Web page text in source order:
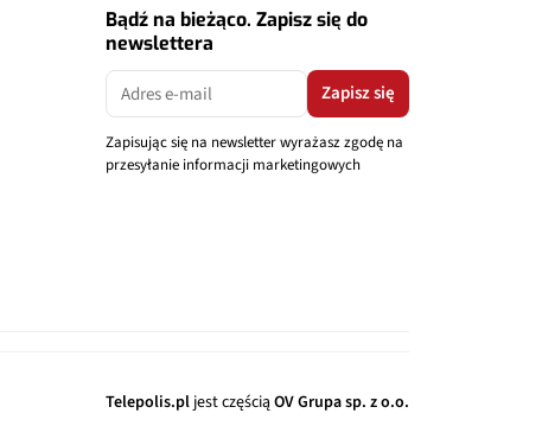
Bądź na bieżąco. Zapisz się do
newslettera
Zapisz się
Zapisując się na newsletter wyrażasz zgodę na
przesyłanie informacji marketingowych
Telepolis.pl jest częścią OV Grupa sp. z o.o.